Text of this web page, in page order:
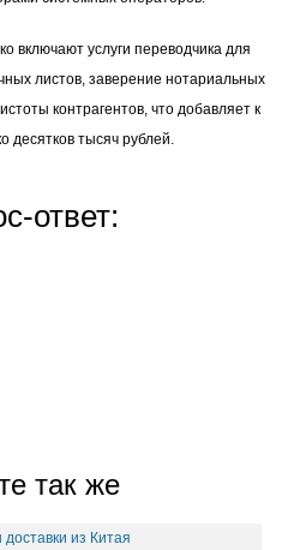
включают услуги переводчика для
листов, заверение нотариальных
контрагентов, что добавляет к
десятков тысяч рублей.
ответ:
так же